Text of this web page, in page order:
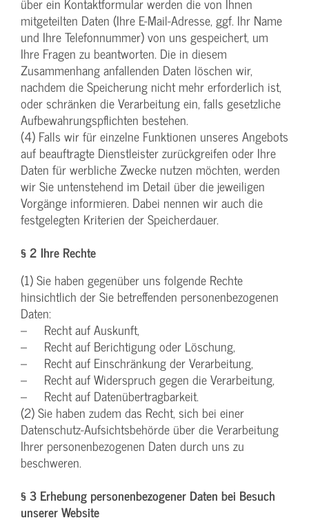
über ein Kontaktformular werden die von Ihnen
mitgeteilten Daten (Ihre E-Mail-Adresse, ggf. Ihr Name
und Ihre Telefonnummer) von uns gespeichert, um
Ihre Fragen zu beantworten. Die in diesem
Zusammenhang anfallenden Daten löschen wir,
nachdem die Speicherung nicht mehr erforderlich ist,
oder schränken die Verarbeitung ein, falls gesetzliche
Aufbewahrungspflichten bestehen.
(4) Falls wir für einzelne Funktionen unseres Angebots
auf beauftragte Dienstleister zurückgreifen oder Ihre
Daten für werbliche Zwecke nutzen möchten, werden
wir Sie untenstehend im Detail über die jeweiligen
Vorgänge informieren. Dabei nennen wir auch die
festgelegten Kriterien der Speicherdauer.
§ 2 Ihre Rechte
(1) Sie haben gegenüber uns folgende Rechte
hinsichtlich der Sie betreffenden personenbezogenen
Daten:
– Recht auf Auskunft,
– Recht auf Berichtigung oder Löschung,
– Recht auf Einschränkung der Verarbeitung,
– Recht auf Widerspruch gegen die Verarbeitung,
– Recht auf Datenübertragbarkeit.
(2) Sie haben zudem das Recht, sich bei einer
Datenschutz-Aufsichtsbehörde über die Verarbeitung
Ihrer personenbezogenen Daten durch uns zu
beschweren.
§ 3 Erhebung personenbezogener Daten bei Besuch
unserer Website